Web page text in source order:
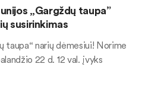
„Gargždų taupa”
susirinkimas
taupa“ narių dėmesiui! Norime
22 d. 12 val. įvyks